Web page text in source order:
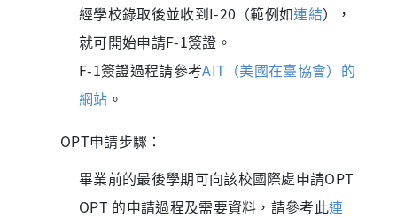
經學校錄取後並收到I-20（範例如連結），
就可開始申請F-1簽證。
F-1簽證過程請參考AIT（美國在臺協會）的
網站 。
OPT申請步驟：
畢業前的最後學期可向該校國際處申請OPT
OPT 的申請過程及需要資料，請參考此連